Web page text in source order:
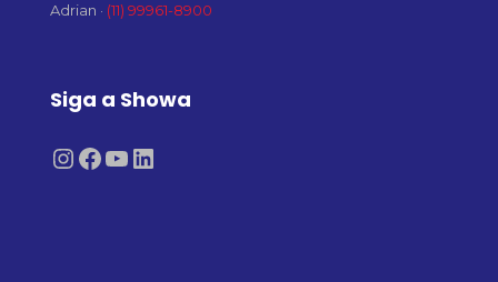
Adrian · (11) 99961-8900
Siga a Showa
Instagram
Facebook
Youtube
LinkedIn